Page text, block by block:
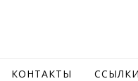
КОНТАКТЫ ССЫЛКИ